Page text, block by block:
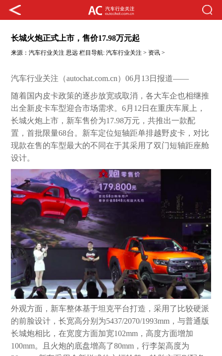
长城火炮正式上市，售价17.98万元起
来源：汽车行业关注 思远 栏目导航:汽车行业关注 > 资讯 >
汽车行业关注（autochat.com.cn）06月13日报道——
随着国内皮卡政策的逐步放宽或取消，各大车企也相继推
出全新皮卡车型迎合市场需求。6月12日在重庆车展上，
长城火炮上市，新车售价为17.98万元，共推出一款配
置，首批限量68台。新车定位短轴距单排越野皮卡，对比
现款在售的车型最大的不同在于其采用了双门短轴距座舱
设计。
外观方面，新车整体基于坦克平台打造，采用了比较硬派
的前脸设计，长宽高分别为5437/2070/1993mm，与普通版
长城炮相比，在宽度方面加宽102mm，高度方面增加
100mm。且火炮的底盘增高了80mm，行李架高度为